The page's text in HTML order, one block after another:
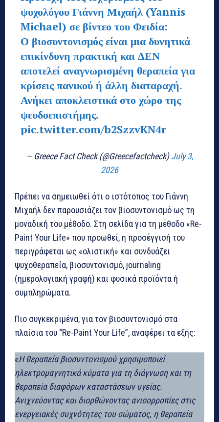
ψυχολόγου Γιάννη Μιχαήλ (Yannis
Michael) σε βίντεο του Φειδία:
Ο βιοσυντονισμός είναι μια δυνητικά
επικίνδυνη πρακτική και ΔΕΝ
αποτελεί αναγνωρισμένη θεραπεία για
κρίσεις πανικού ή άλλη διαταραχή.
Ανήκει αποκλειστικά στο χώρο της
ψευδοεπιστήμης.
pic.twitter.com/b2SzzvKN4r
— Greece Fact Check (@Greecefactcheck)July 3,
2026
Πρέπει να σημειωθεί ότι ο ιστότοπος του Γιάννη
Μιχαήλ δεν παρουσιάζει τον βιοσυντονισμό ως τη
μοναδική του μέθοδο. Στη σελίδα για τη μέθοδο «Re-
Paint Your Life» που προωθεί, η προσέγγισή του
περιγράφεται ως «ολιστική» και συνδυάζει
ψυχοθεραπεία, βιοσυντονισμό, journaling
(ημερολογιακή γραφή) και φυσικά προϊόντα ή
συμπληρώματα.
Πιο συγκεκριμένα, για τον βιοσυντονισμό στα
πλαίσια του “Re-Paint Your Life”, αναφέρει τα εξής:
«Η θεραπεία βιοσυντονισμού χρησιμοποιεί
ηλεκτρομαγνητικά κύματα για τη διάγνωση και τη
θεραπεία διαφόρων καταστάσεων υγείας.
Ανιχνεύοντας και διορθώνοντας ανισορροπίες στις
ενεργειακές συχνότητες του σώματος, η θεραπεία